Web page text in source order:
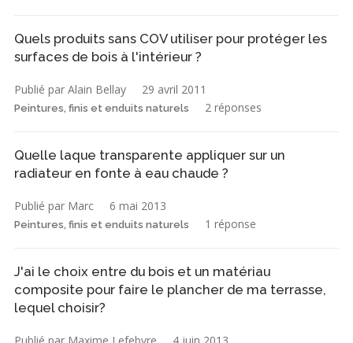
Quels produits sans COV utiliser pour protéger les
surfaces de bois à l'intérieur ?
Publié par Alain Bellay 29 avril 2011
Peintures, finis et enduits naturels 2 réponses
Quelle laque transparente appliquer sur un
radiateur en fonte à eau chaude ?
Publié par Marc 6 mai 2013
Peintures, finis et enduits naturels 1 réponse
J'ai le choix entre du bois et un matériau
composite pour faire le plancher de ma terrasse,
lequel choisir?